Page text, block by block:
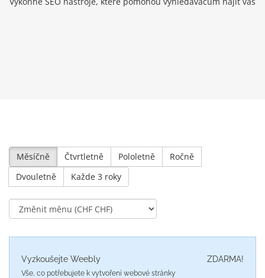
Měsíčně Čtvrtletně Pololetně
Ročně
Dvouletně
Každe 3 roky
ZDARMA!
Vyzkoušejte Weebly
Vše, co potřebujete k vytvoření webové stránky